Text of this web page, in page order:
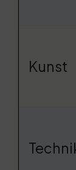
Kunst